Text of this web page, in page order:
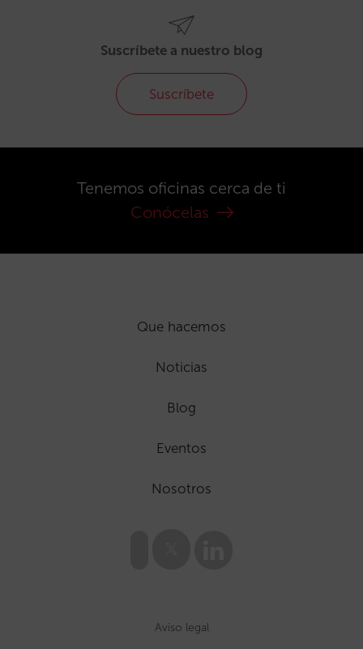
Suscríbete a nuestro blog
Suscríbete
Tenemos oficinas cerca de ti
Conócelas
Que hacemos
Noticias
Blog
Eventos
Nosotros
Aviso legal